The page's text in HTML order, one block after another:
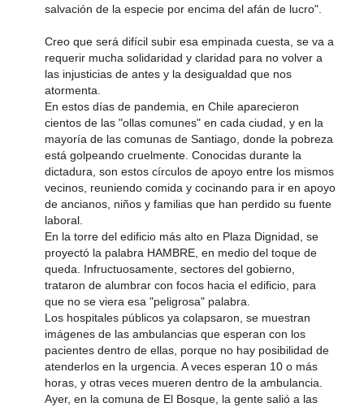
salvación de la especie por encima del afán de lucro".
Creo que será difícil subir esa empinada cuesta, se va a
requerir mucha solidaridad y claridad para no volver a
las injusticias de antes y la desigualdad que nos
atormenta.
En estos días de pandemia, en Chile aparecieron
cientos de las "ollas comunes" en cada ciudad, y en la
mayoría de las comunas de Santiago, donde la pobreza
está golpeando cruelmente. Conocidas durante la
dictadura, son estos círculos de apoyo entre los mismos
vecinos, reuniendo comida y cocinando para ir en apoyo
de ancianos, niños y familias que han perdido su fuente
laboral.
En la torre del edificio más alto en Plaza Dignidad, se
proyectó la palabra HAMBRE, en medio del toque de
queda. Infructuosamente, sectores del gobierno,
trataron de alumbrar con focos hacia el edificio, para
que no se viera esa "peligrosa" palabra.
Los hospitales públicos ya colapsaron, se muestran
imágenes de las ambulancias que esperan con los
pacientes dentro de ellas, porque no hay posibilidad de
atenderlos en la urgencia. A veces esperan 10 o más
horas, y otras veces mueren dentro de la ambulancia.
Ayer, en la comuna de El Bosque, la gente salió a las